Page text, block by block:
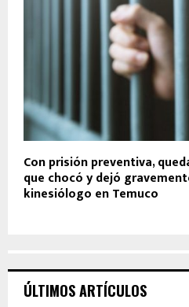
Con prisión preventiva,
que chocó y dejó
kinesiólogo en Temuco
ÚLTIMOS ARTÍCULOS